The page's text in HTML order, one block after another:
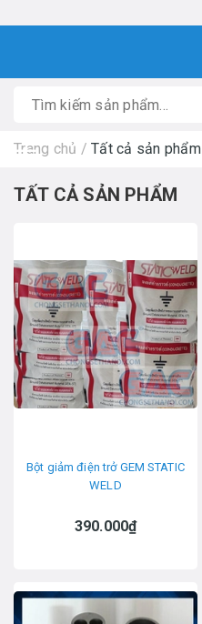
Trang chủ / Tất cả sản phẩm
TẤT CẢ SẢN PHẨM
Bột giảm điện trở GEM STATIC
WELD
390.000₫